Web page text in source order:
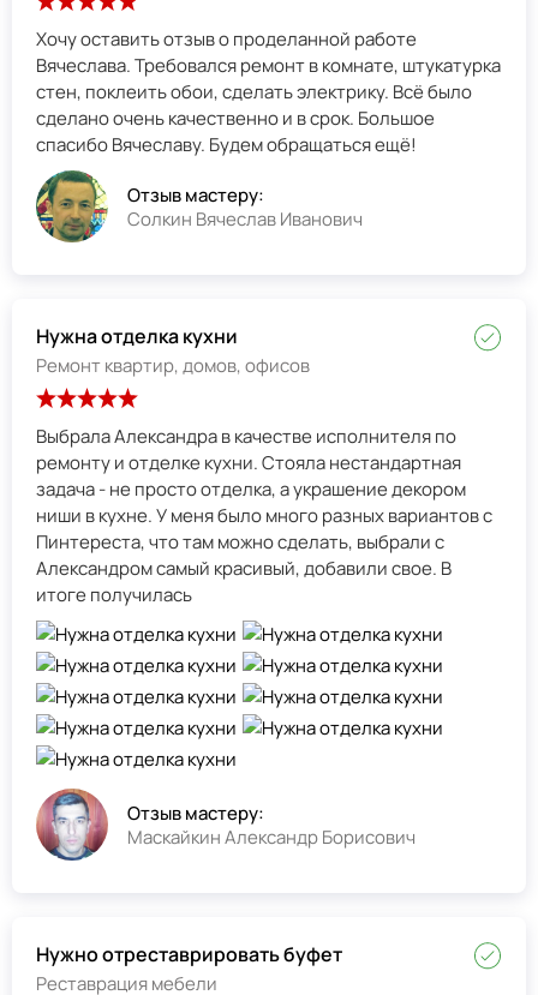
Хочу оставить отзыв о проделанной работе
Вячеслава. Требовался ремонт в комнате, штукатурка
стен, поклеить обои, сделать электрику. Всё было
сделано очень качественно и в срок. Большое
спасибо Вячеславу. Будем обращаться ещё!
Отзыв мастеру:
Солкин Вячеслав Иванович
Нужна отделка кухни
Ремонт квартир, домов, офисов
Выбрала Александра в качестве исполнителя по
ремонту и отделке кухни. Стояла нестандартная
задача - не просто отделка, а украшение декором
ниши в кухне. У меня было много разных вариантов с
Пинтереста, что там можно сделать, выбрали с
Александром самый красивый, добавили свое. В
итоге получилась
Отзыв мастеру:
Маскайкин Александр Борисович
Нужно отреставрировать буфет
Реставрация мебели